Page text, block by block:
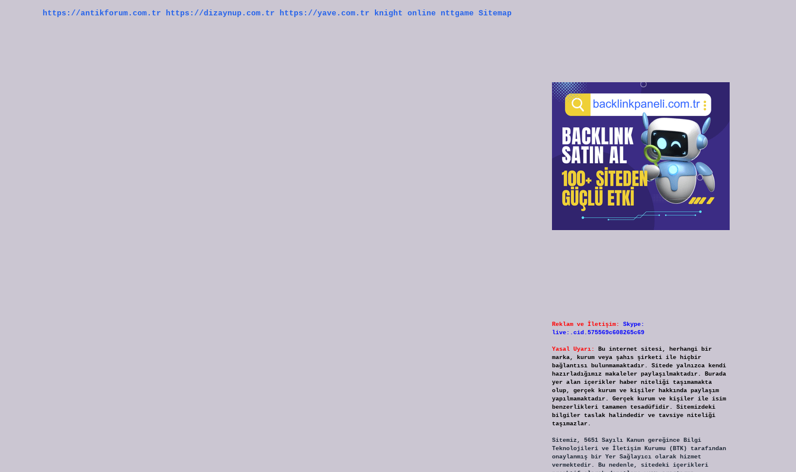
https://antikforum.com.tr https://dizaynup.com.tr https://yave.com.tr knight online nttgame Sitemap
Reklam ve İletişim:
Skype:
live:.cid.575569c608265c69
Yasal Uyarı:
Bu internet sitesi, herhangi bir
marka, kurum veya şahıs şirketi ile hiçbir
bağlantısı bulunmamaktadır. Sitede yalnızca kendi
hazırladığımız makaleler paylaşılmaktadır. Burada
yer alan içerikler haber niteliği taşımamakta
olup, gerçek kurum ve kişiler hakkında paylaşım
yapılmamaktadır. Gerçek kurum ve kişiler ile isim
benzerlikleri tamamen tesadüfidir. Sitemizdeki
bilgiler taslak halindedir ve tavsiye niteliği
taşımazlar.
Sitemiz, 5651 Sayılı Kanun gereğince Bilgi
Teknolojileri ve İletişim Kurumu (BTK) tarafından
onaylanmış bir Yer Sağlayıcı olarak hizmet
vermektedir. Bu nedenle, sitedeki içerikleri